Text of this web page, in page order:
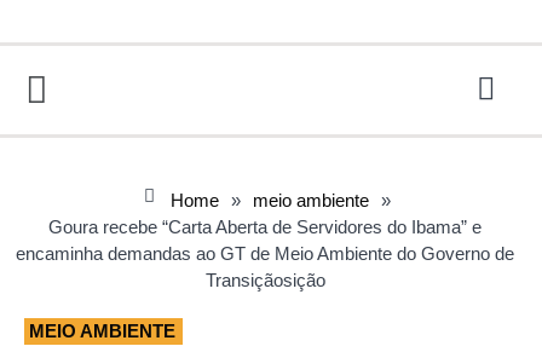
Home » meio ambiente
»
Goura recebe “Carta Aberta de Servidores do Ibama” e
encaminha demandas ao GT de Meio Ambiente do Governo de
Transiçãosição
MEIO AMBIENTE